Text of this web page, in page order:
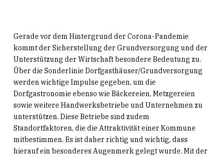
Gerade vor dem Hintergrund der Corona-Pandemie
kommt der Sicherstellung der Grundversorgung und der
Unterstützung der Wirtschaft besondere Bedeutung zu.
Über die Sonderlinie Dorfgasthäuser/Grundversorgung
werden wichtige Impulse gegeben, um die
Dorfgastronomie ebenso wie Bäckereien, Metzgereien
sowie weitere Handwerksbetriebe und Unternehmen zu
unterstützen. Diese Betriebe sind zudem
Standortfaktoren, die die Attraktivität einer Kommune
mitbestimmen. Es ist daher richtig und wichtig, dass
hierauf ein besonderes Augenmerk gelegt wurde. Mit der